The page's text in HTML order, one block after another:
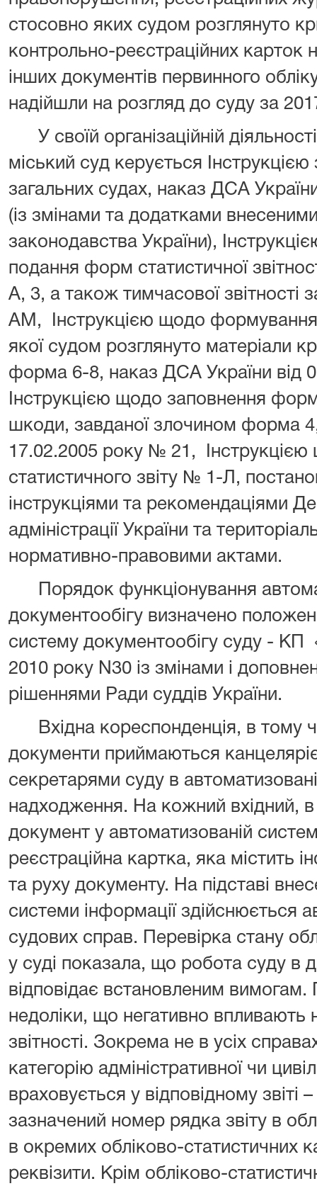
стосовно яких судом розглянуто
контрольно-реєстраційних карток
інших документів первинного
надійшли на розгляд до суду за
У своїй організаційній
міський суд керується
загальних судах, наказ ДСА
(із змінами та додатками
законодавства України),
подання форм статистичної
А, 3, а також тимчасової
АМ, Інструкцією щодо формування
якої судом розглянуто матеріали
форма 6-8, наказ ДСА України від
Інструкцією щодо заповнення
шкоди, завданої злочином форма
17.02.2005 року № 21,
статистичного звіту № 1-Л,
інструкціями та рекомендаціями
адміністрації України та
нормативно-правовими актами.
Порядок функціонування
документообігу визначено
систему документообігу суду - КП
2010 року N30 із змінами і
рішеннями Ради суддів України.
Вхідна кореспонденція, в тому
документи приймаються
секретарями суду в
надходження. На кожний вхідний,
документ у автоматизованій
реєстраційна картка, яка містить
та руху документу. На підставі
системи інформації здійснюється
судових справ. Перевірка стану
у суді показала, що робота суду в
відповідає встановленим
недоліки, що негативно впливають
звітності. Зокрема не в усіх
категорію адміністративної чи
враховується у відповідному звіті
зазначений номер рядка звіту в
в окремих обліково-статистичних
реквізити. Крім обліково-